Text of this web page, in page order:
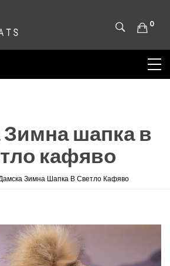
0
шапка в
кафяво
Зимна Шапка В Светло Кафяво